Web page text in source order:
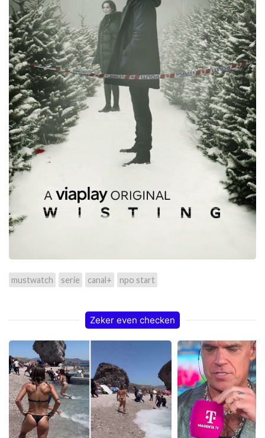
mustwatch serie canal+ npo start
Zeker even checken